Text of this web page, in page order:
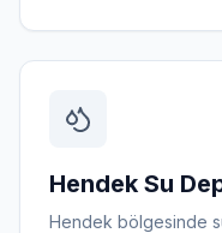
Hendek Su
Hendek bölgesinde